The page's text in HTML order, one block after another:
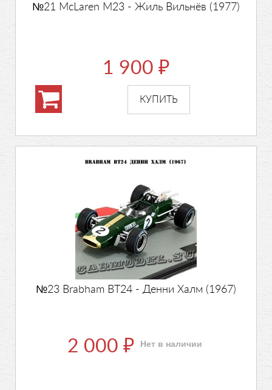
№21 McLaren M23 - Жиль Вильнёв (1977)
1 900 ₽
№23 Brabham BT24 - Денни Халм (1967)
2 000 ₽ Нет в наличии